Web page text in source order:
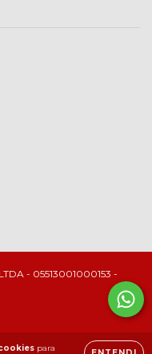
para
- 05513001000153 -